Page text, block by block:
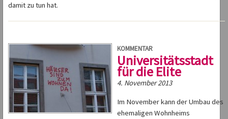
damit zu tun hat.
KOMMENTAR
Universitätsstadt
für die Elite
4. November 2013
Im November kann der Umbau des
ehemaligen Wohnheims